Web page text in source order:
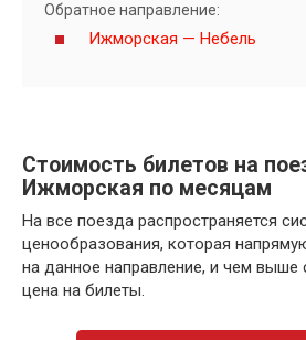
Обратное направление:
Ижморская — Небель
Стоимость билетов на
Ижморская по месяцам
На все поезда распространяется
ценообразования, которая
на данное направление, и чем выше
цена на билеты.